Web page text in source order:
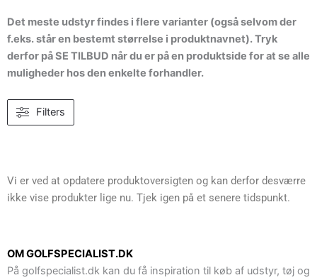
Det meste udstyr findes i flere varianter (også selvom der
f.eks. står en bestemt størrelse i produktnavnet). Tryk
derfor på SE TILBUD når du er på en produktside for at se alle
muligheder hos den enkelte forhandler.
Filters
Vi er ved at opdatere produktoversigten og kan derfor desværre
ikke vise produkter lige nu. Tjek igen på et senere tidspunkt.
OM GOLFSPECIALIST.DK
På golfspecialist.dk kan du få inspiration til køb af udstyr, tøj og